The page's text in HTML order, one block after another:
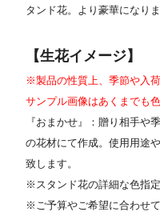
タンド花。より豪華になりま
【生花イメージ】
※製品の性質上、季節や入
サンプル画像はあくまでも
『おまかせ』：贈り相手や
の花材にて作成。使用用途
致します。
※スタンド花の詳細な色指
※ご予算やご希望に合わせ